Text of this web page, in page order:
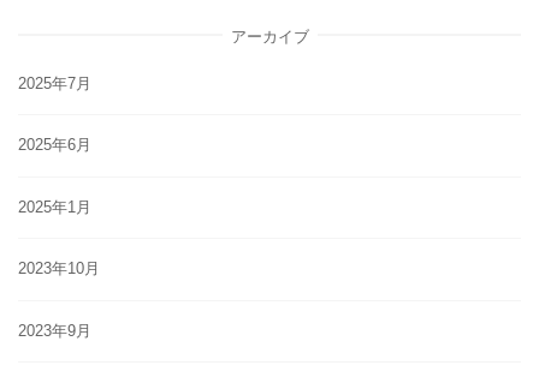
アーカイブ
2025年7月
2025年6月
2025年1月
2023年10月
2023年9月